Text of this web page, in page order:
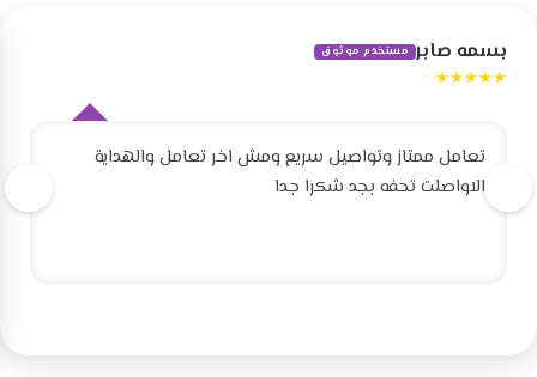
بسمه صابر مستخدم موثوق
★★★★★
تعامل ممتاز وتواصيل سريع ومش اخر تعامل والهداية
الاواصلت تحفه بجد شكرا جدا